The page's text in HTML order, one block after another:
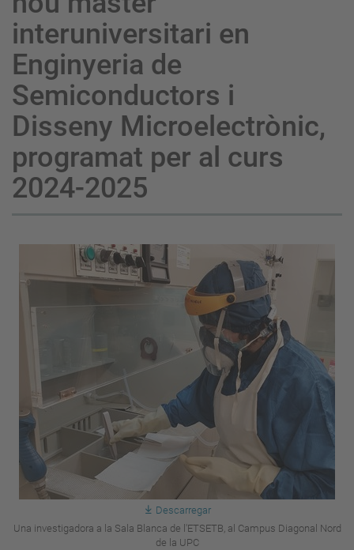
interuniversitari en
Enginyeria de
Semiconductors i
Disseny Microelectrònic,
programat per al curs
2024-2025
Descarregar
Una investigadora a la Sala Blanca de l'ETSETB, al Campus Diagonal Nord
de la UPC